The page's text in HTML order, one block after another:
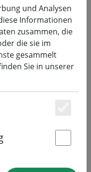
Celina
13 cm
und Analysen
Informationen
zusammen, die
die sie im
gesammelt
Sie in unserer